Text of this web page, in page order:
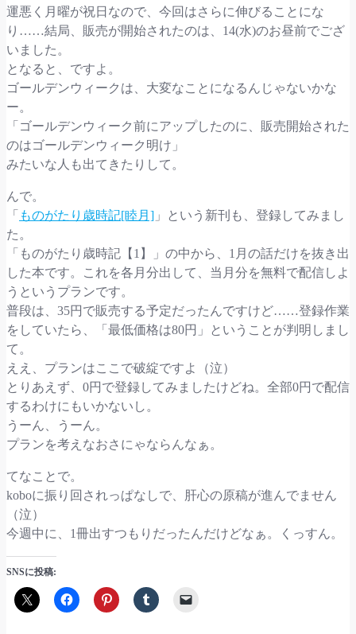
運悪く月曜が祝日なので、今回はさらに伸びることにな
り……結局、販売が開始されたのは、14(水)のお昼前でござ
いました。
となると、ですよ。
ゴールデンウィークは、大変なことになるんじゃないかな
ー。
「ゴールデンウィーク前にアップしたのに、販売開始された
のはゴールデンウィーク明け」
みたいな人も出てきたりして。
んで。
「 ものがたり歳時記[睦月] 」という新刊も、登録してみまし
た。
「ものがたり歳時記【1】」の中から、1月の話だけを抜き出
した本です。これを各月分出して、当月分を無料で配信しよ
うというプランです。
普段は、35円で販売する予定だったんですけど……登録作業
をしていたら、「最低価格は80円」ということが判明しまし
て。
ええ、プランはここで破綻ですよ（泣）
とりあえず、0円で登録してみましたけどね。全部0円で配信
するわけにもいかないし。
うーん、うーん。
プランを考えなおさにゃならんなぁ。
てなことで。
koboに振り回されっぱなしで、肝心の原稿が進んでません
（泣）
今週中に、1冊出すつもりだったんだけどなぁ。くっすん。
SNSに投稿: